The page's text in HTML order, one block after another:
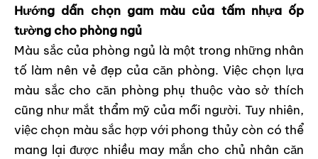
Hướng dẫn chọn gam màu của tấm nhựa ốp
tường cho phòng ngủ
Màu sắc của phòng ngủ là một trong những nhân
tố làm nên vẻ đẹp của căn phòng. Việc chọn lựa
màu sắc cho căn phòng phụ thuộc vào sở thích
cũng như mắt thẩm mỹ của mỗi người. Tuy nhiên,
việc chọn màu sắc hợp với phong thủy còn có thể
mang lại được nhiều may mắn cho chủ nhân căn